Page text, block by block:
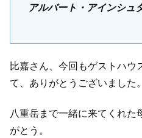
アルバート・アインシュ
比嘉さん、今回もゲストハウ
て、ありがとうございました。
八重岳まで一緒に来てくれた
がとう。